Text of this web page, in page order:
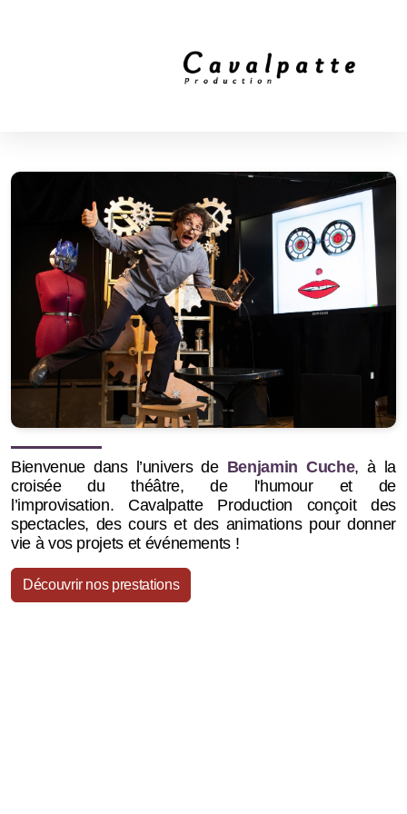
Bienvenue dans l’univers de Benjamin Cuche, à la
croisée du théâtre, de l'humour et de
l’improvisation. Cavalpatte Production conçoit des
spectacles, des cours et des animations pour donner
vie à vos projets et événements !
Découvrir nos prestations